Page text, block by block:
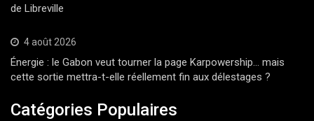
de Libreville
4 août 2026
Énergie : le Gabon veut tourner la page Karpowership… mais
cette sortie mettra-t-elle réellement fin aux délestages ?
Catégories Populaires